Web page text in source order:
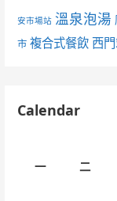
安市場站 溫泉泡湯
市 複合式餐飲 西
Calendar
一
二